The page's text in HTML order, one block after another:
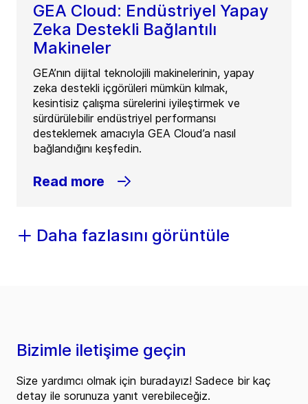
GEA Cloud: Endüstriyel Yapay
Zeka Destekli Bağlantılı
Makineler
GEA’nın dijital teknolojili makinelerinin, yapay
zeka destekli içgörüleri mümkün kılmak,
kesintisiz çalışma sürelerini iyileştirmek ve
sürdürülebilir endüstriyel performansı
desteklemek amacıyla GEA Cloud’a nasıl
bağlandığını keşfedin.
Read more
Daha fazlasını görüntüle
Bizimle iletişime geçin
Size yardımcı olmak için buradayız! Sadece bir kaç
detay ile sorunuza yanıt verebileceğiz.